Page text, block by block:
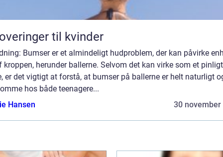
til kvinder
Bumser er et almindeligt hudproblem, der kan påvirke
kroppen, herunder ballerne. Selvom det kan virke som et pinligt
er det vigtigt at forstå, at bumser på ballerne er helt naturligt
hos både teenagere...
Hansen
30 november